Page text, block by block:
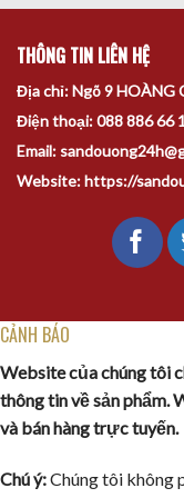
THÔNG TIN LIÊN HỆ
Địa chỉ: Ngõ 9 HOÀNG
Điện thoại: 088 886 66
Email:
Website: https://
CẢNH BÁO
Website của chúng tôi
thông tin về sản phẩm.
và bán hàng trực tuyến.
Chú ý:Chúng tôi không